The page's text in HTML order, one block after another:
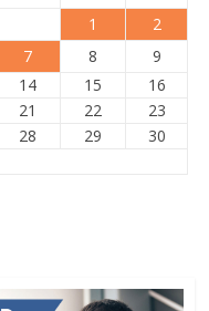
1
2
7 8
9
14 15
16
21 22
23
28 29
30